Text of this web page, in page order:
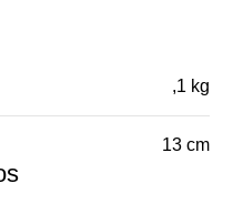
,1 kg
13 cm